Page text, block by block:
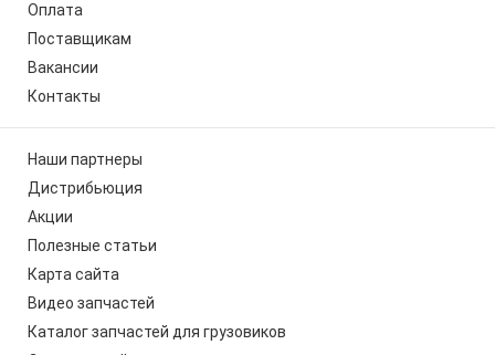
Оплата
Поставщикам
Вакансии
Контакты
Наши партнеры
Дистрибьюция
Акции
Полезные статьи
Карта сайта
Видео запчастей
Каталог запчастей для грузовиков